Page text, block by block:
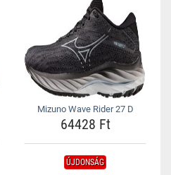
Mizuno Wave Rider 27 D
64428 Ft
ÚJDONSÁG